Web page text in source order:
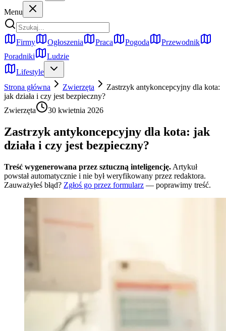
Menu
Firmy Ogłoszenia Praca Pogoda
Przewodnik
Poradniki
Ludzie
Lifestyle
Strona główna
Zwierzęta
Zastrzyk antykoncepcyjny dla kota:
jak działa i czy jest bezpieczny?
Zwierzęta
30 kwietnia 2026
Zastrzyk antykoncepcyjny dla kota: jak
działa i czy jest bezpieczny?
Treść wygenerowana przez sztuczną inteligencję. Artykuł
powstał automatycznie i nie był weryfikowany przez redaktora.
Zauważyłeś błąd? Zgłoś go przez formularz — poprawimy treść.